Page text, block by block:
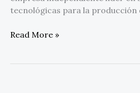
tecnológicas para la producción
Read More »